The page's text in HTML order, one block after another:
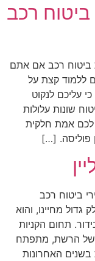
רכב
ביטוח רכב אם אתם
ללמוד קצת על
עליכם לנקוט
שונות עלולות
לכם אמת חלקית
פוליסה. […]
ביטוח רכב
גדול מחיינו, והוא
תחום הקניות
של הרשת, מתפתח
בשנים האחרונות